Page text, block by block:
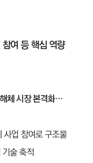
여 등 핵심 역량
체 시장 본격화…
업 참여로 구조물
술 축적